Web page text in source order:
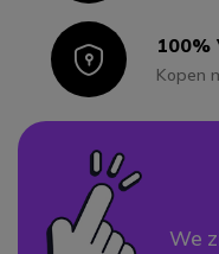
Icon100%
Kopen
We